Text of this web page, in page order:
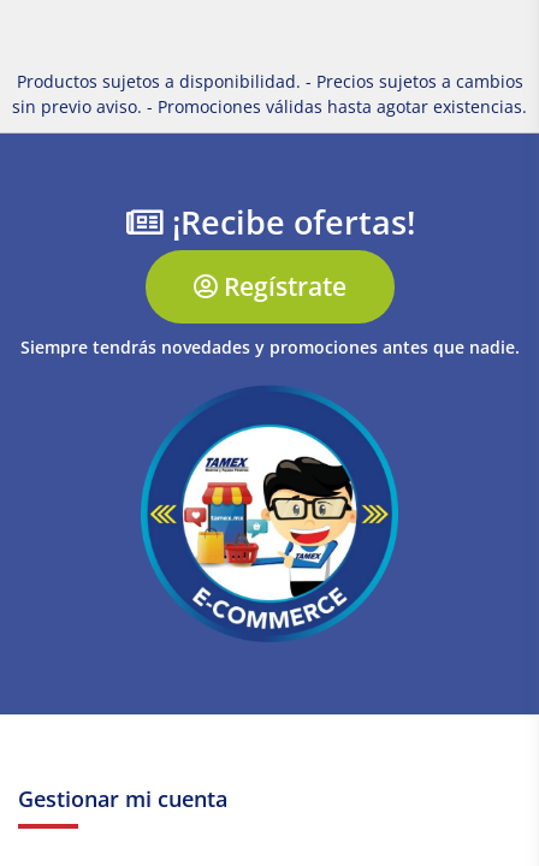
Productos sujetos a disponibilidad. - Precios sujetos a cambios
sin previo aviso. - Promociones válidas hasta agotar existencias.
¡Recibe ofertas!
Regístrate
Siempre tendrás novedades y promociones antes que nadie.
Gestionar mi cuenta